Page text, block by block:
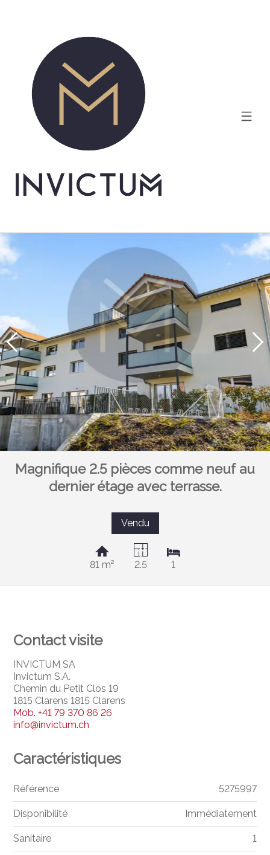
Magnifique 2.5 pièces comme neuf au
dernier étage avec terrasse.
Vendu
81 m² 2.5 1
Contact visite
INVICTUM SA
Invictum S.A.
Chemin du Petit Clos 19
1815 Clarens 1815 Clarens
Mob.+41 79 370 86 26
info@invictum.ch
Caractéristiques
Référence 5275997
Disponibilité Immédiatement
Sanitaire 1